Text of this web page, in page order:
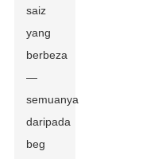
saiz
yang
berbeza
—
semuanya
daripada
beg